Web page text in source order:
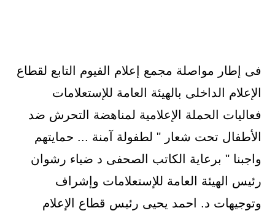
فى إطار مواصلة مجمع إعلام الفيوم التابع لقطاع
الإعلام الداخلى بالهيئة العامة للإستعلامات
فعاليات الحملة الإعلامية لمناهضة التحرش ضد
الأطفال تحت شعار " لطفولة آمنة ... حمايتهم
واجبنا " برعاية الكاتب الصحفى د ضياء رشوان
رئيس الهيئة العامة للإستعلامات وإشراف
وتوجيهات د. احمد يحيى رئيس قطاع الإعلام